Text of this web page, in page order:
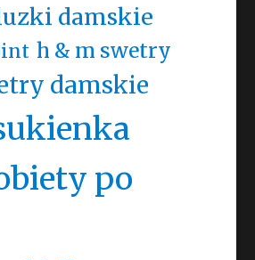
damskie
h & m swetry
damskie
po